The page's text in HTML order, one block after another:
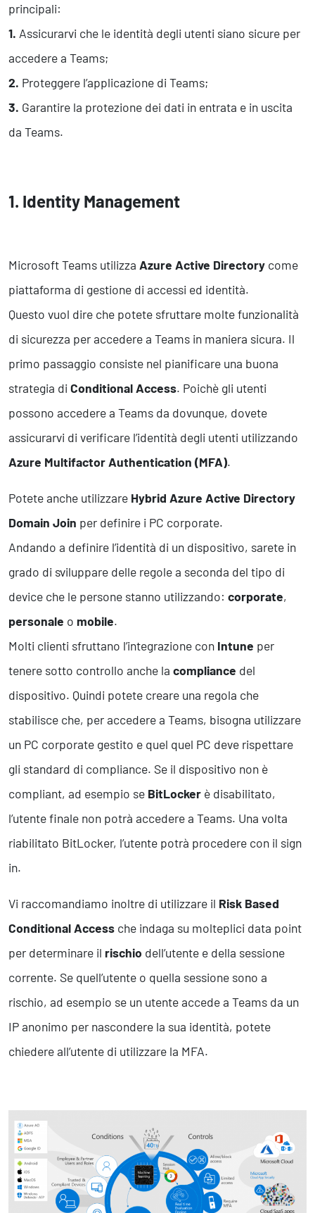
Operation
Efficientamento Aziendale
Project Management
Risk Management
Sistemi di Gestione
Sicurezza sul Lavoro
Cyber Security
principali:
1. Assicurarvi che le identità degli utenti siano sicure per
accedere a Teams;
2. Proteggere l’applicazione di Teams;
3. Garantire la protezione dei dati in entrata e in uscita
da Teams.
1. Identity Management
Microsoft Teams utilizza Azure Active Directory come
piattaforma di gestione di accessi ed identità.
Questo vuol dire che potete sfruttare molte funzionalità
di sicurezza per accedere a Teams in maniera sicura. Il
primo passaggio consiste nel pianificare una buona
strategia di Conditional Access. Poichè gli utenti
possono accedere a Teams da dovunque, dovete
assicurarvi di verificare l’identità degli utenti utilizzando
Azure Multifactor Authentication (MFA).
Potete anche utilizzare Hybrid Azure Active Directory
Domain Join per definire i PC corporate.
Andando a definire l’identità di un dispositivo, sarete in
grado di sviluppare delle regole a seconda del tipo di
device che le persone stanno utilizzando: corporate,
personale o mobile.
Molti clienti sfruttano l’integrazione con Intune per
tenere sotto controllo anche la compliance del
dispositivo. Quindi potete creare una regola che
stabilisce che, per accedere a Teams, bisogna utilizzare
un PC corporate gestito e quel quel PC deve rispettare
gli standard di compliance. Se il dispositivo non è
compliant, ad esempio se BitLocker è disabilitato,
l’utente finale non potrà accedere a Teams. Una volta
riabilitato BitLocker, l’utente potrà procedere con il sign
in.
Vi raccomandiamo inoltre di utilizzare il Risk Based
Conditional Access che indaga su molteplici data point
per determinare il rischio dell’utente e della sessione
corrente. Se quell’utente o quella sessione sono a
rischio, ad esempio se un utente accede a Teams da un
IP anonimo per nascondere la sua identità, potete
chiedere all’utente di utilizzare la MFA.